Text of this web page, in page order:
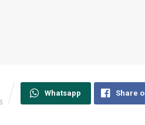
Whatsapp Share